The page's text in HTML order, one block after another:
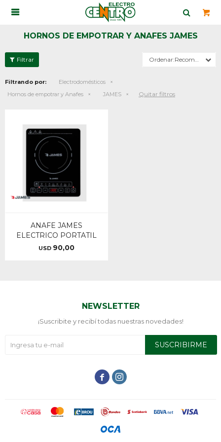

HORNOS DE EMPOTRAR Y ANAFES JAMES
Recomendados
Filtrando por:
Electrodomésticos
Hornos de empotrar y Anafes
JAMES Quitar filtros
ANAFE JAMES
ELECTRICO PORTATIL
USD 90,00
NEWSLETTER
¡Suscribite y recibí todas nuestras novedades!
SUSCRIBIRME
 